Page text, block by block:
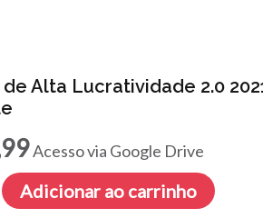
Alta Lucratividade 2.0
Acesso via Google Drive
Adicionar ao carrinho